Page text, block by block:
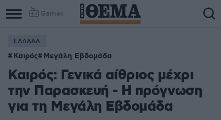
Games
ΕΛΛΑΔΑ
Καιρός Μεγάλη Εβδομάδα
Καιρός: Γενικά αίθριος μέχρι
την Παρασκευή - Η πρόγνωση
για τη Μεγάλη Εβδομάδα